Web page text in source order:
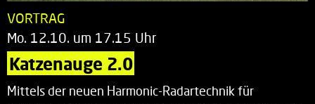
VORTRAG
Mo. 12.10. um 17.15 Uhr
Katzenauge 2.0
Mittels der neuen Harmonic-Radartechnik für